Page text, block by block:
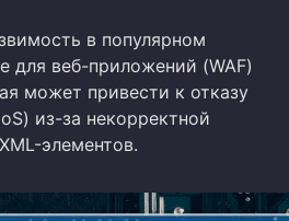
в популярном
для веб-приложений (WAF)
может привести к отказу
из-за некорректной
элементов.